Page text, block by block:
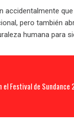
accidentalmente
pero también
humana para
Festival de Sundance